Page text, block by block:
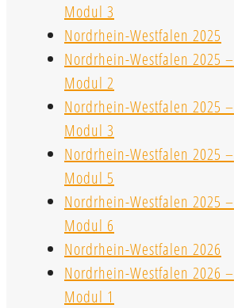
Modul 3
Nordrhein-Westfalen 2025
Nordrhein-Westfalen 2025 –
Modul 2
Nordrhein-Westfalen 2025 –
Modul 3
Nordrhein-Westfalen 2025 –
Modul 5
Nordrhein-Westfalen 2025 –
Modul 6
Nordrhein-Westfalen 2026
Nordrhein-Westfalen 2026 –
Modul 1